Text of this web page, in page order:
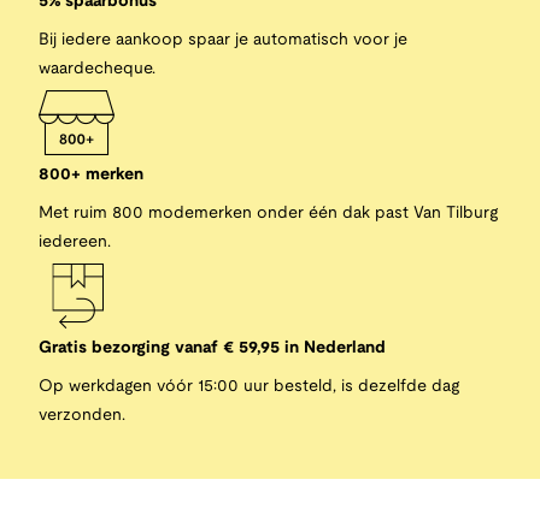
Bij iedere aankoop spaar je automatisch voor je
waardecheque.
800+ merken
Met ruim 800 modemerken onder één dak past Van Tilburg
iedereen.
Gratis bezorging vanaf € 59,95 in Nederland
Op werkdagen vóór 15:00 uur besteld, is dezelfde dag
verzonden.